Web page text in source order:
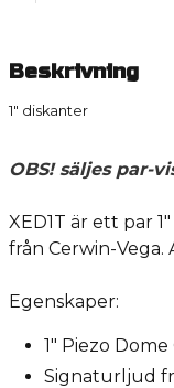
Beskrivning
1" diskanter
OBS! säljes par-
XED1T är ett par
från Cerwin-
Egenskaper:
1" Piezo
Signaturljud